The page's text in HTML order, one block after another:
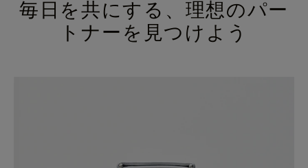
毎日を共にする、理想のパー
トナーを見つけよう